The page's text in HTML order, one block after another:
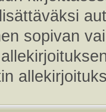
sopivan